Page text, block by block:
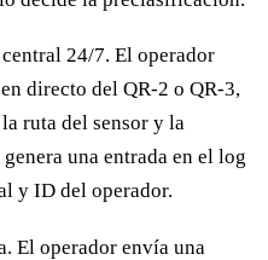
24/7. El operador
directo del QR-2 o QR-3,
ruta del sensor y la
una entrada en el log
y ID del operador.
El operador envía una